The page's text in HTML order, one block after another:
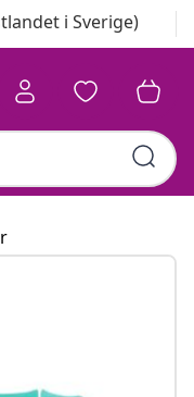
i Sverige)